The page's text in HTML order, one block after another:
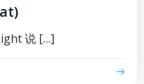
说 […]